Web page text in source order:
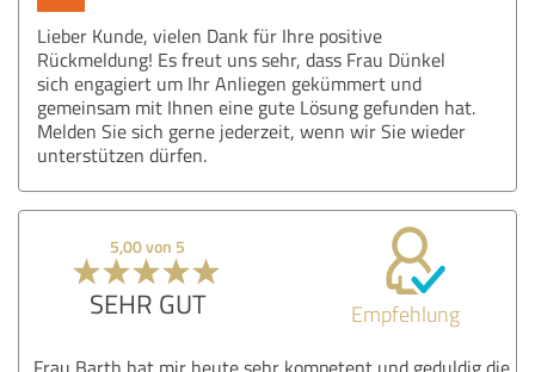
Lieber Kunde, vielen Dank für Ihre positive
Rückmeldung! Es freut uns sehr, dass Frau Dünkel
sich engagiert um Ihr Anliegen gekümmert und
gemeinsam mit Ihnen eine gute Lösung gefunden hat.
Melden Sie sich gerne jederzeit, wenn wir Sie wieder
unterstützen dürfen.
5,00 von 5
SEHR GUT Empfehlung